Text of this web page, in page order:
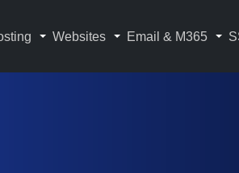
Websites Email & M365